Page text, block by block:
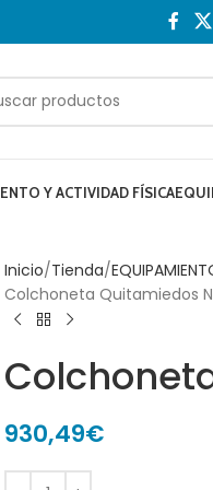
Y ACTIVIDAD FÍSICA
Inicio Tienda
Colchoneta Quitamiedos
930,49€